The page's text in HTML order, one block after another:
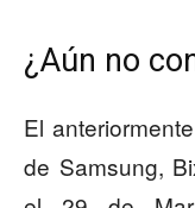
¿Aún no
El
de Samsung,